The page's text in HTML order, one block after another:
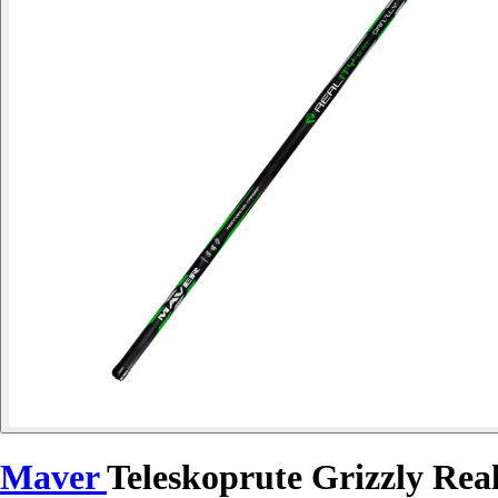
MaverTeleskoprute Grizzly